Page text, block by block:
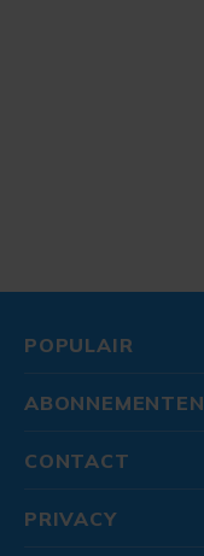
POPULAIR
ABONNEMENTEN
CONTACT
PRIVACY